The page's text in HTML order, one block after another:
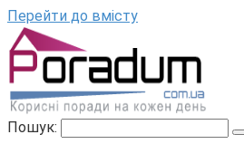
Перейти до вмісту
Пошук: